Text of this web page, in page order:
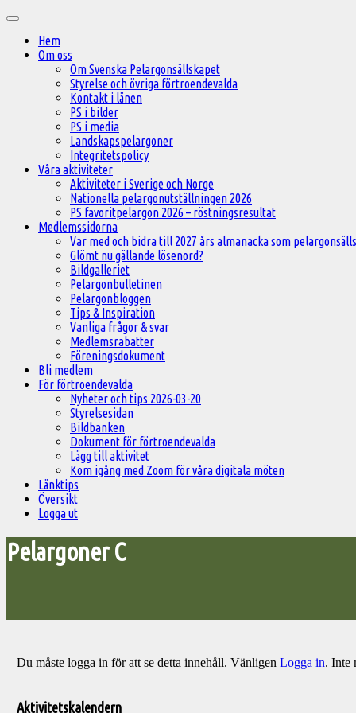
innehåll
Huvudmeny
Hem
Om oss
Om Svenska Pelargonsällskapet
Styrelse och övriga förtroendevalda
Kontakt i länen
PS i bilder
PS i media
Landskapspelargoner
Integritetspolicy
Våra aktiviteter
Aktiviteter i Sverige och Norge
Nationella pelargonutställningen 2026
PS favoritpelargon 2026 – röstningsresultat
Medlemssidorna
Var med och bidra till 2027 års almanacka som
Glömt nu gällande lösenord?
Bildgalleriet
Pelargonbulletinen
Pelargonbloggen
Tips & Inspiration
Vanliga frågor & svar
Medlemsrabatter
Föreningsdokument
Bli medlem
För förtroendevalda
Nyheter och tips 2026-03-20
Styrelsesidan
Bildbanken
Dokument för förtroendevalda
Lägg till aktivitet
Kom igång med Zoom för våra digitala möten
Länktips
Översikt
Logga ut
Pelargoner C
Du måste logga in för att se detta innehåll. VänligenLogga in. Inte
till
Aktivitetskalendern